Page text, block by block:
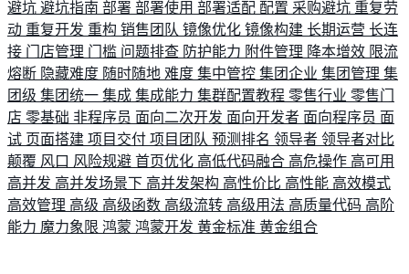
避坑 避坑指南 部署 部署使用 部署适配 配置 采购避坑 重复劳
动 重复开发 重构 销售团队 镜像优化 镜像构建 长期运营 长连
接 门店管理 门槛 问题排查 防护能力 附件管理 降本增效 限流
熔断 隐藏难度 随时随地 难度 集中管控 集团企业 集团管理 集
团级 集团统一 集成 集成能力 集群配置教程 零售行业 零售门
店 零基础 非程序员 面向二次开发 面向开发者 面向程序员 面
试 页面搭建 项目交付 项目团队 预测排名 领导者 领导者对比
颠覆 风口 风险规避 首页优化 高低代码融合 高危操作 高可用
高并发 高并发场景下 高并发架构 高性价比 高性能 高效模式
高效管理 高级 高级函数 高级流转 高级用法 高质量代码 高阶
能力 魔力象限 鸿蒙 鸿蒙开发 黄金标准 黄金组合